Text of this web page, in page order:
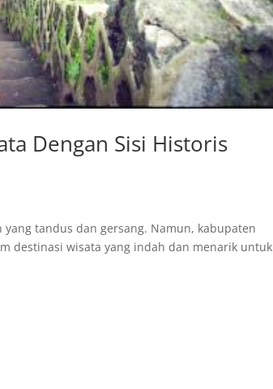
Dengan Sisi Historis
tandus dan gersang. Namun, kabupaten
destinasi wisata yang indah dan menarik untuk